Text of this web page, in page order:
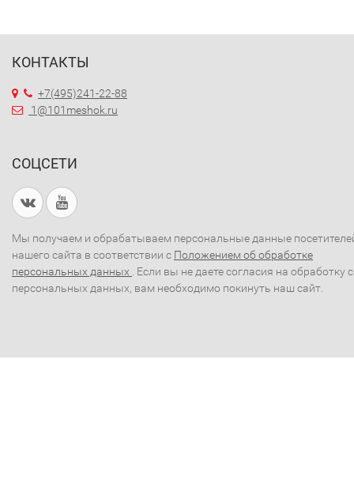
КОНТАКТЫ
+7(495)241-22-88
1@101meshok.ru
СОЦСЕТИ
Мы получаем и обрабатываем персональные данные
нашего сайта в соответствии с Положением об обработке
персональных данных . Если вы не даете согласия на обработку
персональных данных, вам необходимо покинуть наш сайт.